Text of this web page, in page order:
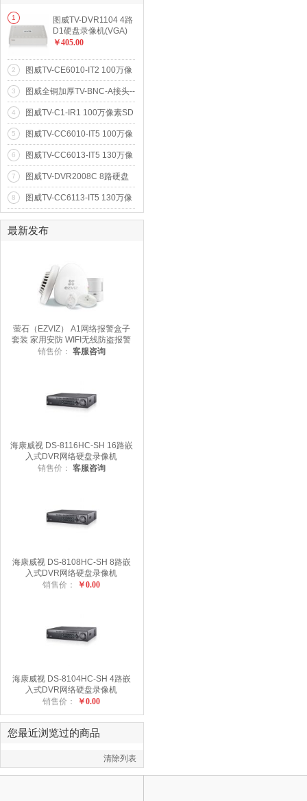
更多...
图威TV-DVR1104 4路
D1硬盘录像机(VGA)
(SATA*1)
￥405.00
1
图威TV-CE6010-IT2 100万像
素20米红外阵列网络高清摄像
机(720p)
2
图威全铜加厚TV-BNC-A接头--
全铜Q9头
3
图威TV-C1-IR1 100万像素SD
卡存储卡片式网络高清摄像机
(720p)
4
图威TV-CC6010-IT5 100万像
素50米红外防水网络高清摄像
机(720p)
5
图威TV-CC6013-IT5 130万像
素50米红外防水网络高清摄像
机(960p)
6
图威TV-DVR2008C 8路硬盘
录像机(1D+7CIF)(VGA)(SATA
*1)
7
图威TV-CC6113-IT5 130万像
素50米红外防水网络高清摄像
机(960p)
8
最新发布
萤石（EZVIZ） A1网络报警盒子
套装 家用安防 WIFI无线防盗报警
器 智能家居 海康威视旗下品牌
销售价： 客服咨询
海康威视 DS-8116HC-SH 16路嵌
入式DVR网络硬盘录像机
销售价： 客服咨询
海康威视 DS-8108HC-SH 8路嵌
入式DVR网络硬盘录像机
销售价：
￥0.00
海康威视 DS-8104HC-SH 4路嵌
入式DVR网络硬盘录像机
销售价：
￥0.00
您最近浏览过的商品
清除列表